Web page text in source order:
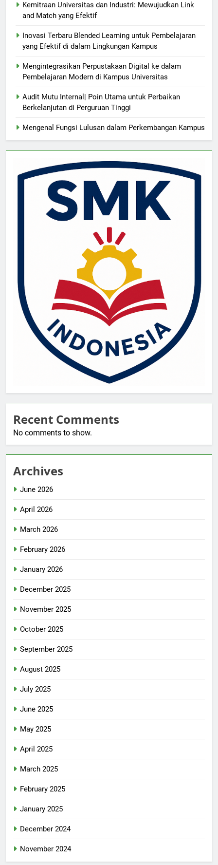
Kemitraan Universitas dan Industri: Mewujudkan Link
and Match yang Efektif
Inovasi Terbaru Blended Learning untuk Pembelajaran
yang Efektif di dalam Lingkungan Kampus
Mengintegrasikan Perpustakaan Digital ke dalam
Pembelajaran Modern di Kampus Universitas
Audit Mutu Internal| Poin Utama untuk Perbaikan
Berkelanjutan di Perguruan Tinggi
Mengenal Fungsi Lulusan dalam Perkembangan Kampus
Recent Comments
No comments to show.
Archives
June 2026
April 2026
March 2026
February 2026
January 2026
December 2025
November 2025
October 2025
September 2025
August 2025
July 2025
June 2025
May 2025
April 2025
March 2025
February 2025
January 2025
December 2024
November 2024